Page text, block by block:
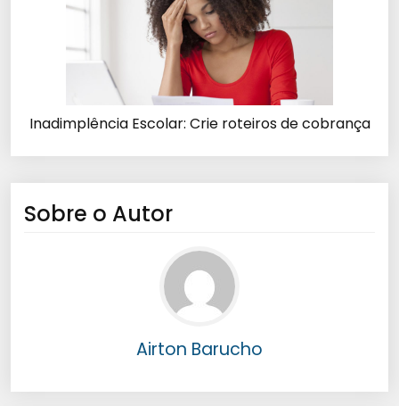
Inadimplência Escolar: Crie roteiros de cobrança
Sobre o Autor
Airton Barucho